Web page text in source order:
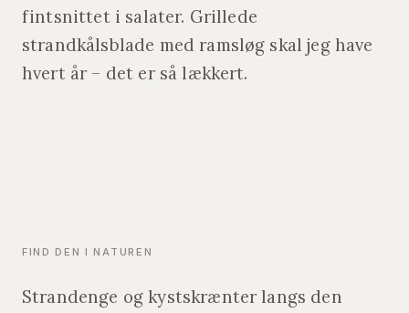
fintsnittet i salater. Grillede
strandkålsblade med ramsløg skal jeg have
hvert år – det er så lækkert.
FIND DEN I NATUREN
Strandenge og kystskrænter langs den